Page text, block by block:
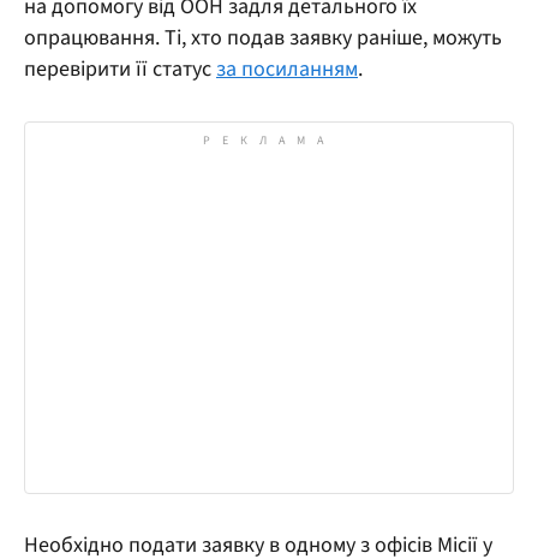
на допомогу від ООН задля детального їх
опрацювання. Ті, хто подав заявку раніше, можуть
перевірити її статусза посиланням.
Необхідно подати заявку в одному з офісів Місії у